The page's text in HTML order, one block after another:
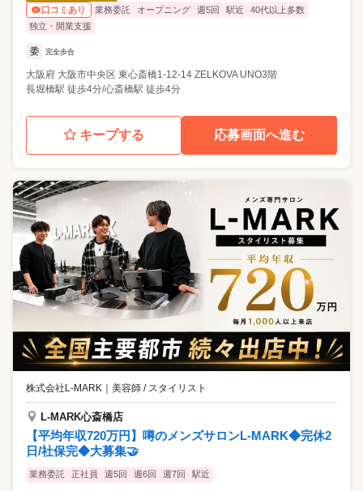
口コミあり
業務委託 オープニング 週5回 駅近
40代以上多数
独立・開業支援
委 完全歩合
大阪府 大阪市中央区 東心斎橋1-12-14 ZELKOVA UNO3階
長堀橋駅 徒歩4分/心斎橋駅 徒歩4分
キープする 応募画面へ進む
株式会社L-MARK ｜ 美容師 / スタイリスト
L-MARK心斎橋店
【平均年収720万円】噂のメンズサロンL-MARK◆完休2
日/社保完◆大募集🤝
業務委託 正社員 週5回 週6回 週7回 駅近